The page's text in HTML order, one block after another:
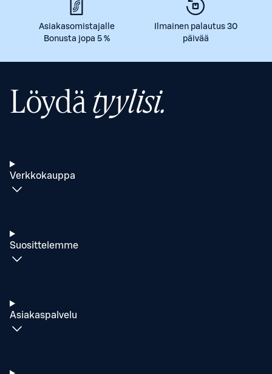
Asiakasomistajalle
Bonusta jopa 5 %
Ilmainen palautus 30
päivää
Löydätyylisi.
Verkkokauppa
Suosittelemme
Asiakaspalvelu